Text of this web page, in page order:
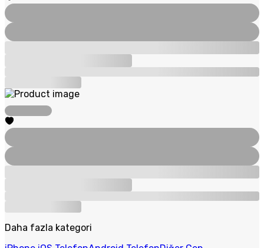
Daha fazla kategori